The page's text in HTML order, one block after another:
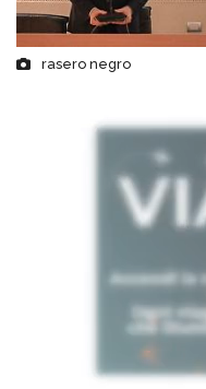
rasero negro